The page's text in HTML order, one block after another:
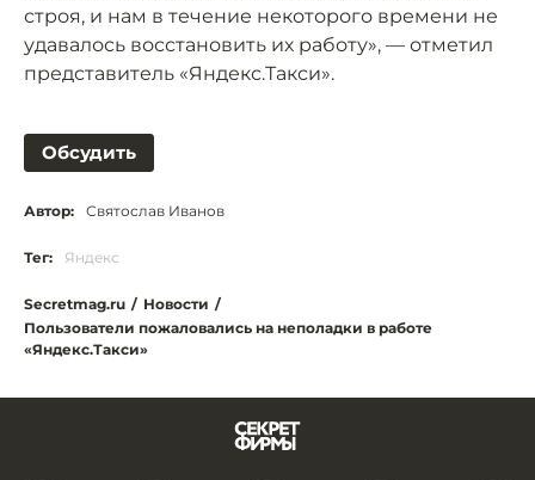
строя, и нам в течение некоторого времени не
удавалось восстановить их работу», — отметил
представитель «Яндекс.Такси».
Обсудить
Автор: Святослав Иванов
Тег: Яндекс
Secretmag.ru / Новости /
Пользователи пожаловались на неполадки в работе
«Яндекс.Такси»